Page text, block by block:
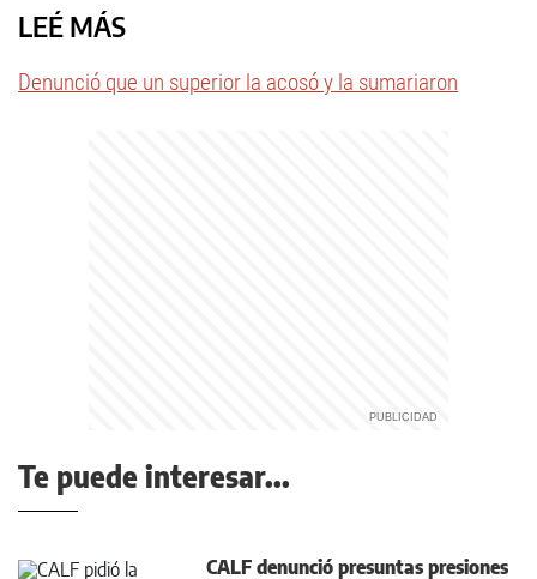
LEÉ MÁS
Denunció que un superior la acosó y la sumariaron
Te puede interesar...
CALF denunció presuntas presiones